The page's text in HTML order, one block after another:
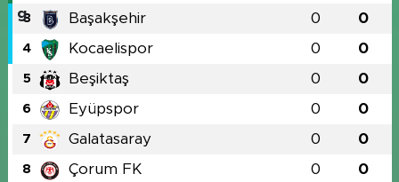
3 Başakşehir 0 0
4 Kocaelispor 0 0
5 Beşiktaş 0 0
6 Eyüpspor 0 0
7 Galatasaray 0 0
8 Çorum FK 0 0